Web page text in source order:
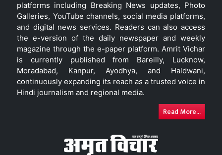
platforms including Breaking News updates, Photo
Galleries, YouTube channels, social media platforms,
and digital news services. Readers can also access
the e-version of the daily newspaper and weekly
magazine through the e-paper platform. Amrit Vichar
is currently published from Bareilly, Lucknow,
Moradabad, Kanpur, Ayodhya, and Haldwani,
continuously expanding its reach as a trusted voice in
Hindi journalism and regional media.
Read More...